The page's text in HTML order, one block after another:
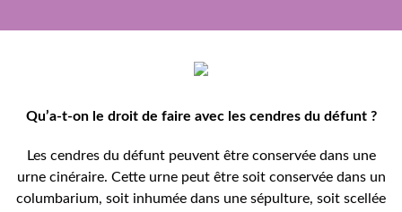
Qu’a-t-on le droit de faire avec les cendres du défunt ?
Les cendres du défunt peuvent être conservée dans une
urne cinéraire. Cette urne peut être soit conservée dans un
columbarium, soit inhumée dans une sépulture, soit scellée